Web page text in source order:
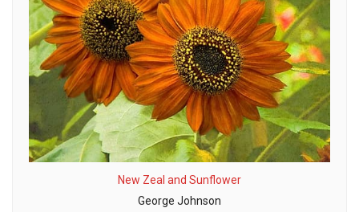
New Zeal and Sunflower
George Johnson